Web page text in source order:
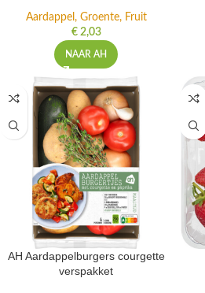
Aardappel, Groente, Fruit
€2,03
NAAR AH
AH Aardappelburgers courgette
verspakket